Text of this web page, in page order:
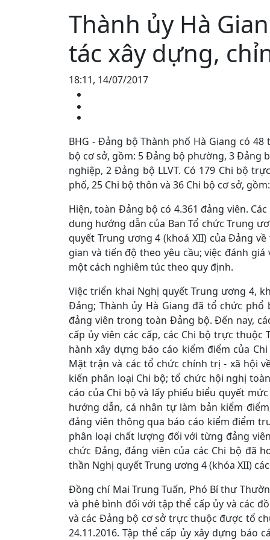
Thành ủy Hà
tác xây dựng,
18:11, 14/07/2017
BHG - Đảng bộ Thành phố Hà Giang có
bộ cơ sở, gồm: 5 Đảng bộ phường, 3 Đảng
nghiệp, 2 Đảng bộ LLVT. Có 179 Chi bộ
phố, 25 Chi bộ thôn và 36 Chi bộ cơ sở,
Hiện, toàn Đảng bộ có 4.361 đảng viên.
dung hướng dẫn của Ban Tổ chức Trung
quyết Trung ương 4 (khoá XII) của Đảng
gian và tiến độ theo yêu cầu; việc đánh
một cách nghiêm túc theo quy định.
Việc triển khai Nghị quyết Trung ương 4,
Đảng; Thành ủy Hà Giang đã tổ chức
đảng viên trong toàn Đảng bộ. Đến nay,
cấp ủy viên các cấp, các Chi bộ trực
hành xây dựng báo cáo kiểm điểm của
Mặt trận và các tổ chức chính trị - xã hội
kiến phân loại Chi bộ; tổ chức hội nghị
cáo của Chi bộ và lấy phiếu biểu quyết
hướng dẫn, cá nhân tự làm bản kiểm
đảng viên thông qua báo cáo kiểm điểm
phân loại chất lượng đối với từng đảng
chức Đảng, đảng viên của các Chi bộ đã
thần Nghị quyết Trung ương 4 (khóa XII)
Đồng chí Mai Trung Tuấn, Phó Bí thư
và phê bình đối với tập thể cấp ủy và các
và các Đảng bộ cơ sở trực thuộc được tổ
24.11.2016. Tập thể cấp ủy xây dựng báo